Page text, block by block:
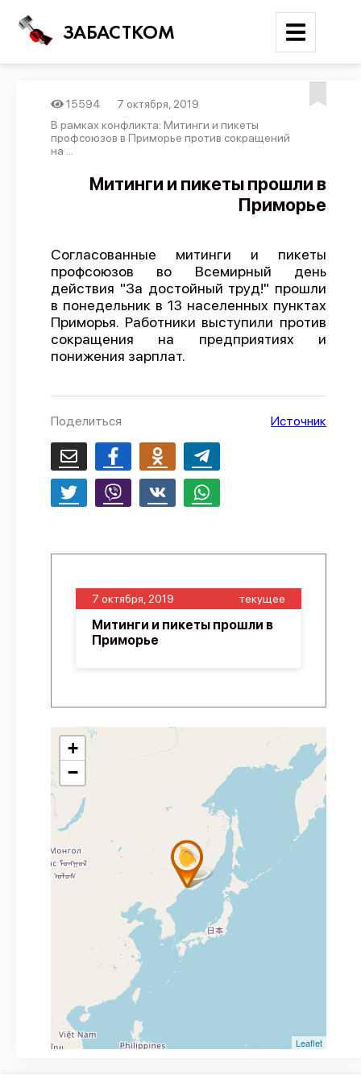
ЗАБАСТКОМ
Войти
Новости
Отчеты
Предложить публикацию
Справочник
API
15594
7 октября, 2019
В рамках конфликта: Митинги и пикеты
профсоюзов в Приморье против сокращений
на ...
Митинги и пикеты прошли в
Приморье
Согласованные митинги и пикеты
профсоюзов во Всемирный день
действия "За достойный труд!" прошли
в понедельник в 13 населенных пунктах
Приморья. Работники выступили против
сокращения на предприятиях и
понижения зарплат.
Поделиться Источник
7 октября, 2019 текущее
Митинги и пикеты прошли в
Приморье
+
−
Leaflet